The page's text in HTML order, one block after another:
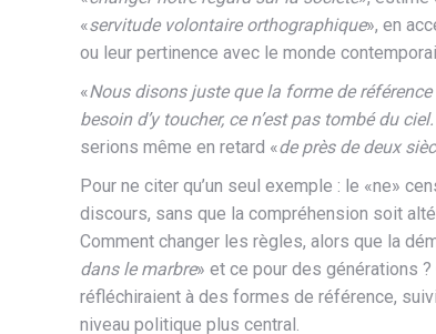
«servitude volontaire orthographique», en
ou leur pertinence avec le monde
«Nous disons juste que la forme de
besoin d’y toucher, ce n’est pas tombé du
serions même en retard «de près de deux
Pour ne citer qu’un seul exemple : le «ne»
discours, sans que la compréhension soit
Comment changer les règles, alors que la
dans le marbre» et ce pour des générations
réfléchiraient à des formes de référence,
niveau politique plus central.